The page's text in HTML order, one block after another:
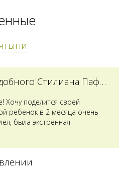
Чудо святого Преподобного Стилиана Пафлагонского
Хочу поделится своей
ребенок в 2 месяца очень
была экстренная
состояние после
я увидела незнакомую